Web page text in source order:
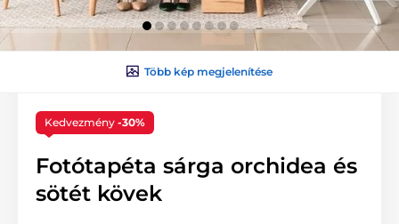
Több kép megjelenítése
Kedvezmény -30%
Fotótapéta sárga orchidea és
sötét kövek